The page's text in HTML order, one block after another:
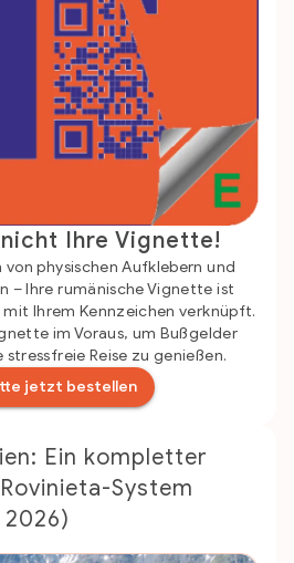
Ihre Vignette!
von physischen Aufklebern und
– Ihre rumänische Vignette ist
Ihrem Kennzeichen verknüpft.
im Voraus, um Bußgelder
Reise zu genießen.
jetzt bestellen
Ein kompletter
System